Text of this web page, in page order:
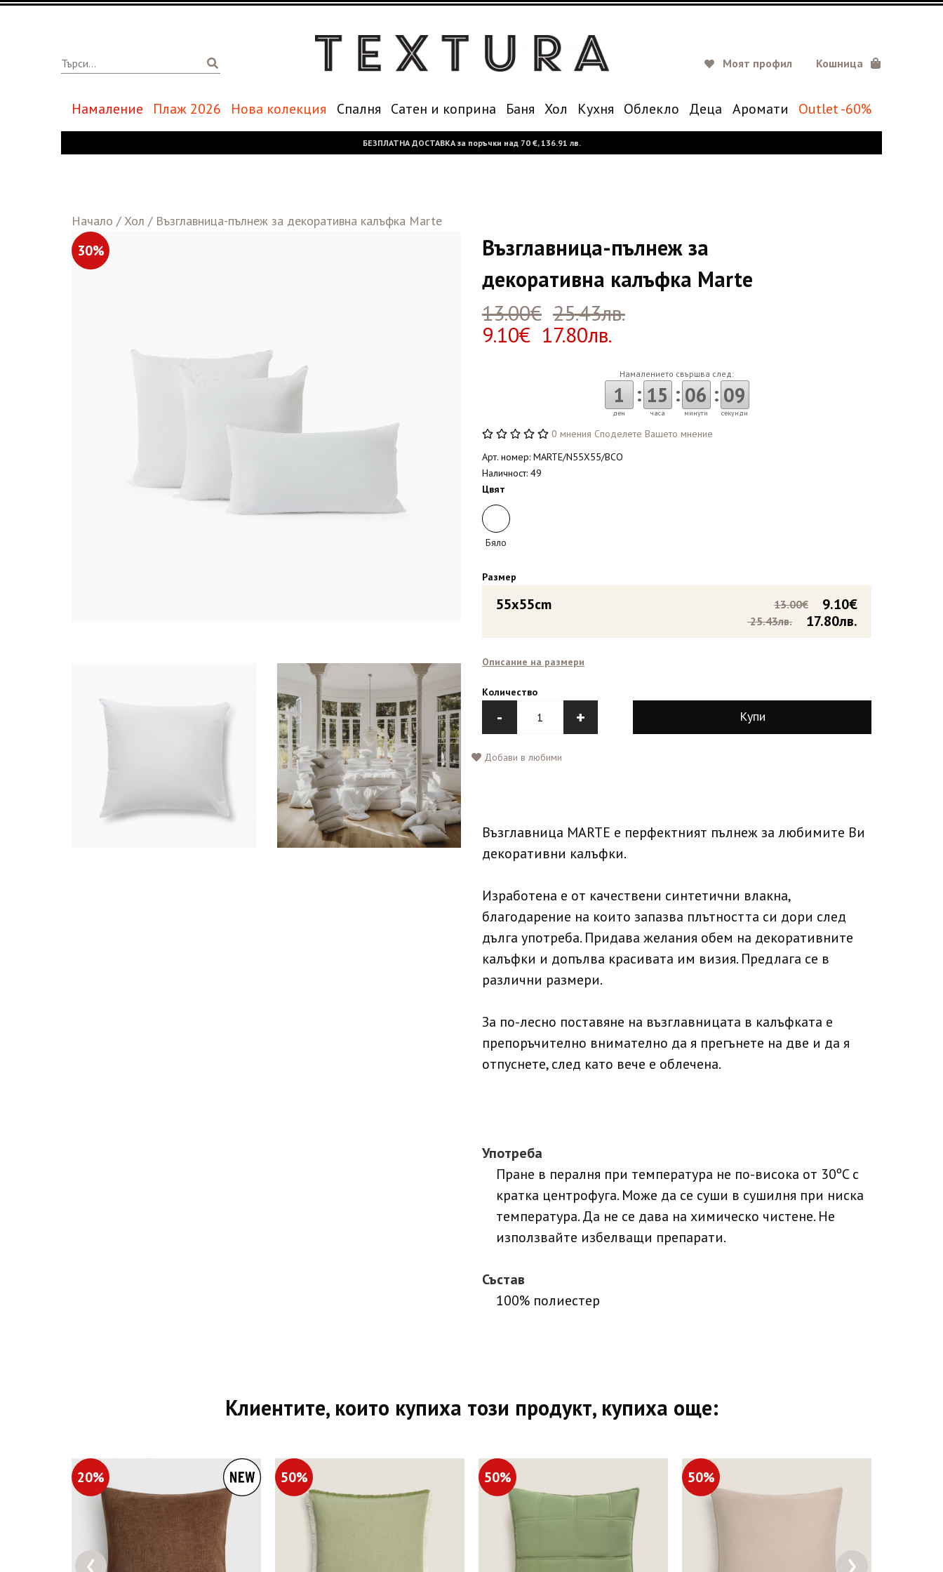
Моят профил Кошница
Намаление Плаж 2026 Нова колекция Спалня Сатен и коприна Баня Хол Кухня Oблекло Деца Аромати Outlet -60%
БЕЗПЛАТНА ДОСТАВКА за поръчки над 70 €,136.91 лв.
Начало /Хол / Възглавница-пълнеж за декоративна калъфка Marte
30%
Възглавница-пълнеж за
декоративна калъфка Marte
13.00€ 25.43лв.
9.10€ 17.80лв.
Намалението свършва след:
1
ден
: 15
часа
: 06
минути
: 08
секунди
0 мнения Споделете Вашето мнение
Арт. номер: MARTE/N55X55/BCO
Наличност: 49
Цвят
Бяло
Размер
55x55cm 9.10€
13.00€
17.80лв.
25.43лв.
Описание на размери
Количество
- + Купи
Добави в любими
Възглавница MARTE е перфектният пълнеж за любимите Ви
декоративни калъфки.
Изработена е от качествени синтетични влакна,
благодарение на които запазва плътността си дори след
дълга употреба. Придава желания обем на декоративните
калъфки и допълва красивата им визия. Предлага се в
различни размери.
За по-лесно поставяне на възглавницата в калъфката е
препоръчително внимателно да я прегънете на две и да я
отпуснете, след като вече е облечена.
Употреба
Пране в пералня при температура не по-висока от 30ºC с
кратка центрофуга. Може да се суши в сушилня при ниска
температура. Да не се дава на химическо чистене. Не
използвайте избелващи препарати.
Състав
100% полиестер
Клиентите, които купиха този продукт, купиха още:
20% 50% 50% 50%